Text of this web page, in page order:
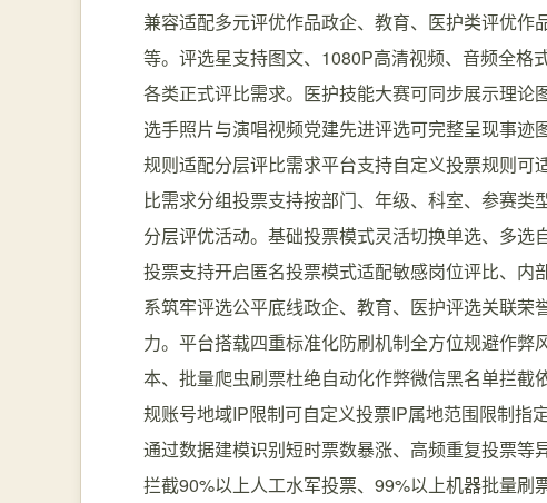
兼容适配多元评优作品政企、教育、医护类评优
等。评选星支持图文、1080P高清视频、音频全格
各类正式评比需求。医护技能大赛可同步展示理
选手照片与演唱视频党建先进评选可完整呈现事
规则适配分层评比需求平台支持自定义投票规则
比需求分组投票支持按部门、年级、科室、参赛
分层评优活动。基础投票模式灵活切换单选、多
投票支持开启匿名投票模式适配敏感岗位评比、
系筑牢评选公平底线政企、教育、医护评选关联
力。平台搭载四重标准化防刷机制全方位规避作
本、批量爬虫刷票杜绝自动化作弊微信黑名单拦
规账号地域IP限制可自定义投票IP属地范围限制指
通过数据建模识别短时票数暴涨、高频重复投票
拦截90%以上人工水军投票、99%以上机器批量